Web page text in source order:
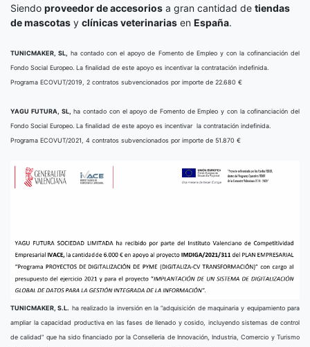
Siendo proveedor de accesorios a gran cantidad de tiendas
de mascotas y clínicas veterinarias en España.
TUNICMAKER, SL,
ha contado con el apoyo de Fomento de Empleo y con la cofinanciación del
Fondo Social Europeo. La finalidad de este apoyo es incentivar la contratación indefinida.
Programa ECOVUT/2019, 2 contratos subvencionados por importe de 22.680 €
YAGU FUTURA, SL,
ha contado con el apoyo de Fomento de Empleo y con la cofinanciación del
Fondo Social Europeo. La finalidad de este apoyo es incentivar la contratación indefinida.
Programa ECOVUT/2021, 4 contratos subvencionados por importe de 51.870 €
TUNICMAKER, S.L. ha realizado la inversión en la “adquisición de maquinaria y equipamiento para
ampliar la capacidad productiva en las fases de llenado y cosido, incluyendo sistemas de control
de calidad” que ha sido financiado por la Conselleria de Innovación, Industria, Comercio y Turismo